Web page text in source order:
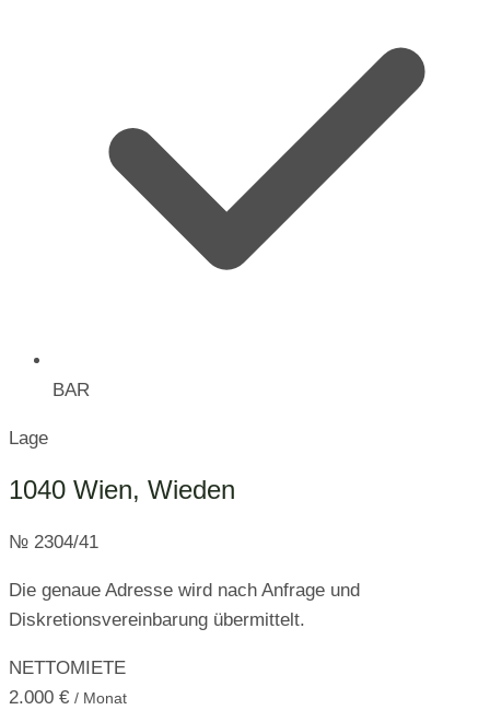
BAR
Lage
1040 Wien, Wieden
№ 2304/41
Die genaue Adresse wird nach Anfrage und
Diskretionsvereinbarung übermittelt.
NETTOMIETE
2.000 € / Monat